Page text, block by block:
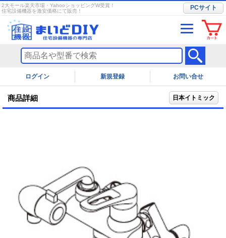
2大モール楽天市場・YahooショッピングW受賞！
住宅設備機器を激安価格にて販売！
PCサイト
ログイン お問い合せ
商品詳細 日本イトミック